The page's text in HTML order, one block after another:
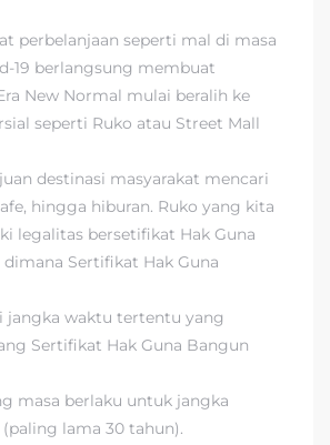
perbelanjaan seperti mal di masa
19 berlangsung membuat
New Normal mulai beralih ke
seperti Ruko atau Street Mall
destinasi masyarakat mencari
hingga hiburan. Ruko yang kita
legalitas bersetifikat Hak Guna
dimana Sertifikat Hak Guna
jangka waktu tertentu yang
Sertifikat Hak Guna Bangun
masa berlaku untuk jangka
lama 30 tahun).